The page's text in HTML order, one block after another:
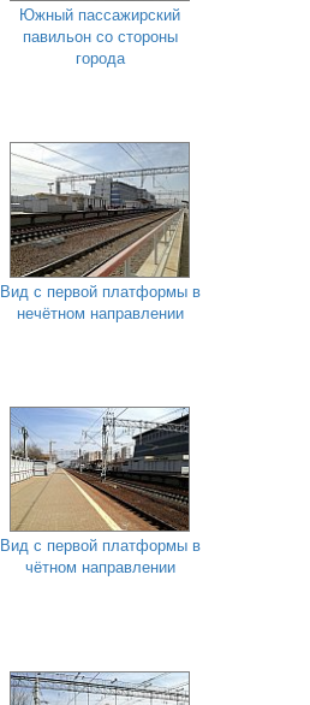
Южный пассажирский
павильон со стороны
города
Вид с первой платформы в
нечётном направлении
Вид с первой платформы в
чётном направлении